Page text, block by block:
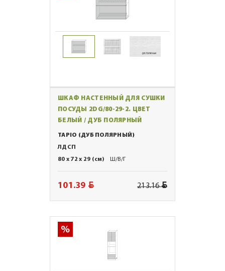
ШКАФ НАСТЕННЫЙ ДЛЯ СУШКИ
ПОСУДЫ 2DG/80-29-2. ЦВЕТ
БЕЛЫЙ / ДУБ ПОЛЯРНЫЙ
TAPIO (ДУБ ПОЛЯРНЫЙ)
ЛДСП
80 x 72 x 29 (см)
Ш/В/Г
101.39 BYN 213.16BYN